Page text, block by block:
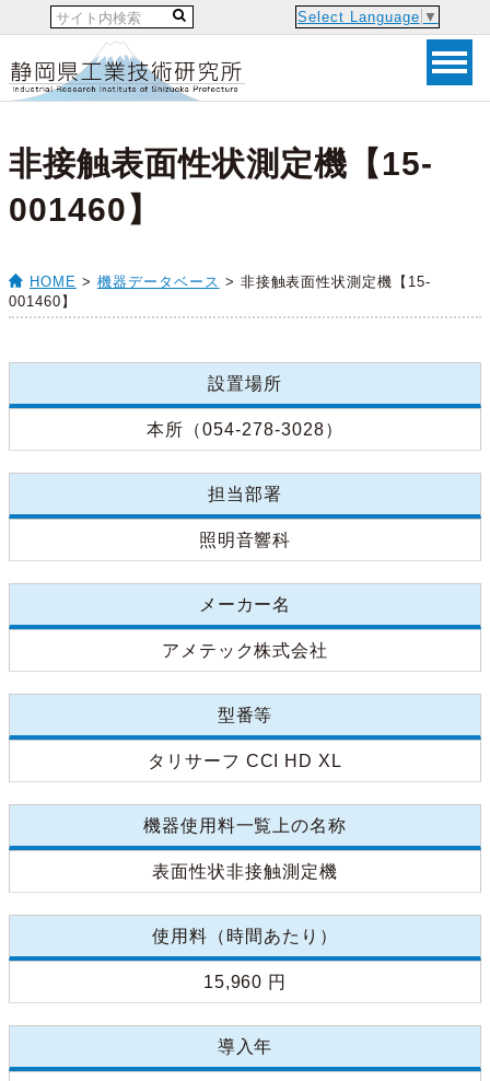
Select Language ▼
非接触表面性状測定機【15-
001460】
HOME > 機器データベース > 非接触表面性状測定機【15-
001460】
設置場所
本所（054-278-3028）
担当部署
照明音響科
メーカー名
アメテック株式会社
型番等
タリサーフ CCI HD XL
機器使用料一覧上の名称
表面性状非接触測定機
使用料（時間あたり）
15,960 円
導入年